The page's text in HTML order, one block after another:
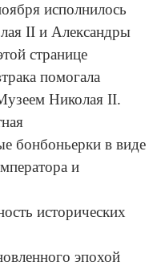
исполнилось
II и Александры
странице
помогала
Николая II.
бонбоньерки в виде
и
исторических
эпохой